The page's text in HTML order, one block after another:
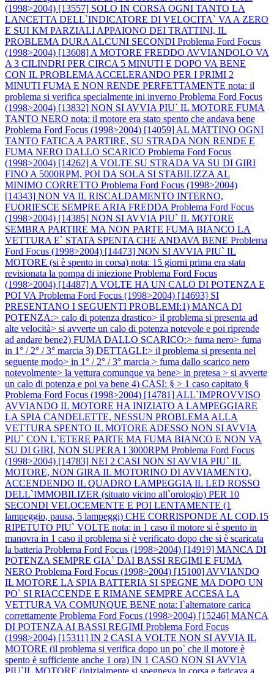
(1998>2004) [13557] SOLO IN CORSA OGNI TANTO LA
LANCETTA DELL`INDICATORE DI VELOCITA` VA A ZERO
E SUI KM PARZIALI APPAIONO DEI TRATTINI, IL
PROBLEMA DURA ALCUNI SECONDI Problema Ford Focus
(1998>2004) [13608] A MOTORE FREDDO AVVIANDOLO VA
A 3 CILINDRI PER CIRCA 5 MINUTI E DOPO VA BENE
CON IL PROBLEMA ACCELERANDO PER I PRIMI 2
MINUTI FUMA E NON RENDE PERFETTAMENTE nota: il
problema si verifica specialmente ini inverno Problema Ford Focus
(1998>2004) [13832] NON SI AVVIA PIU` IL MOTORE FUMA
TANTO NERO nota: il motore era stato spento che andava bene
Problema Ford Focus (1998>2004) [14059] AL MATTINO OGNI
TANTO FATICA A PARTIRE, SU STRADA NON RENDE E
FUMA NERO DALLO SCARICO Problema Ford Focus
(1998>2004) [14262] A VOLTE SU STRADA VA SU DI GIRI
FINO A 5000RPM, POI DA SOLA SI STABILIZZA AL
MINIMO CORRETTO Problema Ford Focus (1998>2004)
[14343] NON VA IL RISCALDAMENTO INTERNO,
FUORIESCE SEMPRE ARIA FREDDA Problema Ford Focus
(1998>2004) [14385] NON SI AVVIA PIU` IL MOTORE
SEMBRA PARTIRE MA NON PARTE FUMA BIANCO LA
VETTURA E` STATA SPENTA CHE ANDAVA BENE Problema
Ford Focus (1998>2004) [14473] NON SI AVVIA PIU` IL
MOTORE (si è spento in corsa) nota: 15 giorni prima era stata
revisionata la pompa di iniezione Problema Ford Focus
(1998>2004) [14487] A VOLTE HA UN CALO DI POTENZA E
POI VA Problema Ford Focus (1998>2004) [14693] SI
PRESENTANO I SEGUENTI PROBLEMI:1) MANCA DI
POTENZA:> calo di potenza drastico> il problema si presenta ad
alte velocità> si avverte un calo di potenza notevole e poi riprende
ad andare bene2) FUMA DALLO SCARICO:> fuma nero> fuma
in 1° / 2° / 3° marcia 3) DETTAGLI:> il problema si presenta nel
seguente modo> in 1° / 2° / 3° marcia > fuma dallo scarico nero
notevolmente> la vettura comunque va bene> in pretesa > si avverte
un calo di potenza e poi va bene 4) CASI: § > 1 caso capitato §
Problema Ford Focus (1998>2004) [14781] ALL`IMPROVVISO
AVVIANDO IL MOTORE HA INIZIATO A LAMPEGGIARE
LA SPIA CANDELETTE, NESSUN PROBLEMA ALLA
VETTURA SPENTO IL MOTORE ADESSO NON SI AVVIA
PIU` CON L`ETERE PARTE MA FUMA BIANCO E NON VA
SU DI GIRI, NON SUPERA I 3000RPM Problema Ford Focus
(1998>2004) [14783] NEI 2 CASI NON SI AVVIA PIU` IL
MOTORE, NON GIRA IL MOTORINO DI AVVIAMENTO,
ACCENDENDO IL QUADRO LAMPEGGIA IL LED ROSSO
DELL`IMMOBILIZER (situato vicino all`orologio) PER 10
SECONDI VELOCEMENTE E POI LENTAMENTE (1
lampeggio, pausa, 5 lampeggi) CHE CORRISPONDE AL COD.15
RIPETUTO PIU` VOLTE nota: in 1 caso il motore si è spento in
manovra in 1 caso il problema si è verificato dopo che si è scaricata
la batteria Problema Ford Focus (1998>2004) [14919] MANCA DI
POTENZA SEMPRE GIA` DAI BASSI REGIMI E FUMA
NERO Problema Ford Focus (1998>2004) [15100] AVVIANDO
IL MOTORE LA SPIA BATTERIA SI SPEGNE MA DOPO UN
PO` SI RIACCENDE E RIMANE SEMPRE ACCESA LA
VETTURA VA COMUNQUE BENE nota: l`alternatore carica
correttamente Problema Ford Focus (1998>2004) [15246] MANCA
DI POTENZA AI BASSI REGIMI Problema Ford Focus
(1998>2004) [15311] IN 2 CASI A VOLTE NON SI AVVIA IL
MOTORE (il problema si verifica dopo un po` che il motore è
spento è sufficiente anche 1 ora) IN 1 CASO NON SI AVVIA
PIU`IL MOTORE (inizialmente si spegneva in corsa e faticava a